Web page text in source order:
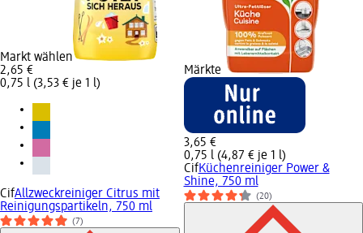
Markt wählen
2,65 €
0,75 l (3,53 € je 1 l)
CifAllzweckreiniger Citrus mit
Reinigungspartikeln, 750 ml
(7)
Märkte
3,65 €
0,75 l (4,87 € je 1 l)
CifKüchenreiniger Power &
Shine, 750 ml
(20)